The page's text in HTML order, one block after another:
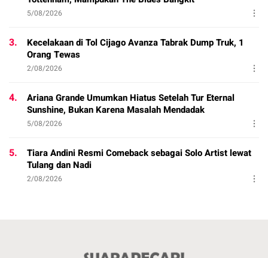
5/08/2026
3.
Kecelakaan di Tol Cijago Avanza Tabrak Dump Truk, 1
Orang Tewas
2/08/2026
4.
Ariana Grande Umumkan Hiatus Setelah Tur Eternal
Sunshine, Bukan Karena Masalah Mendadak
5/08/2026
5.
Tiara Andini Resmi Comeback sebagai Solo Artist lewat
Tulang dan Nadi
2/08/2026